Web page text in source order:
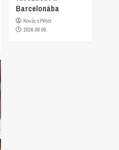
Barcelonába
Kovács Péter
2026.08.06.